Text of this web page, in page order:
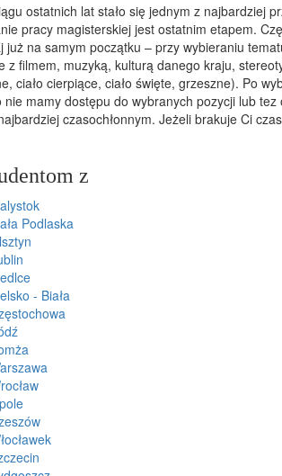
ostatnich lat stało się jednym z najbardziej
pracy magisterskiej jest ostatnim etapem.
już na samym początku – przy wybieraniu
z filmem, muzyką, kulturą danego kraju,
ciało cierpiące, ciało święte, grzeszne). Po
nie mamy dostępu do wybranych pozycji lub
czasochłonnym. Jeżeli brakuje Ci
z
Podlaska
- Biała